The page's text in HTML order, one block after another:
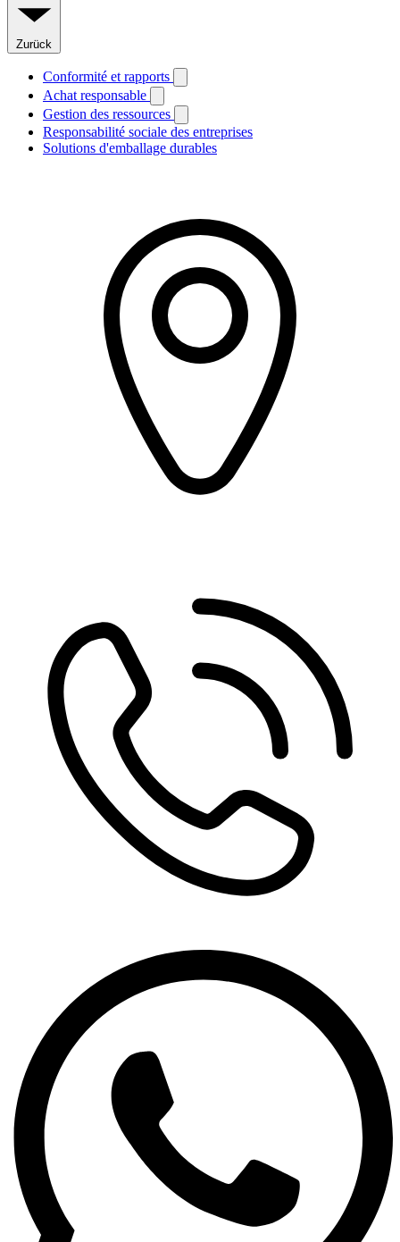
Zurück
Conformité et rapports
Achat responsable
Gestion des ressources
Responsabilité sociale des entreprises
Solutions d'emballage durables